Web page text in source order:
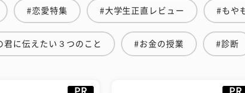
#恋愛特集 #大学生正直レビュー #もや
君に伝えたい３つのこと #お金の授業 #診断